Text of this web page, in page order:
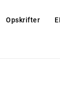
Opskrifter